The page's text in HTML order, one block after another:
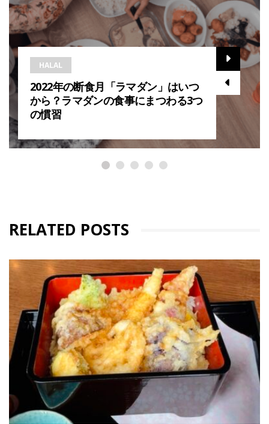
HALAL
2022年の断食月「ラマダン」はいつ
から？ラマダンの食事にまつわる3つ
の慣習
RELATED POSTS